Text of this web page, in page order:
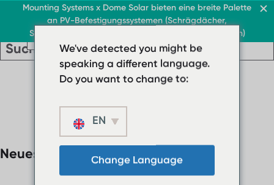
Mounting Systems x Dome Solar bieten eine breite Palette
an PV-Befestigungssystemen (Schrägdächer,
Sonnenschutzvorrichtungen, Flachdächer, Freiflächen)
Dach & Gewerbe
Flachdäch
› Flachdachsystem
› Flachdachsystem
› FAQ
DE
Dach & Gewerbe
Dach & Gewerbe
Flachdäch
›
Flachdachsystem
Sonnenschutz
Neueste Kommentare
We've detected you might be
speaking a different language.
Do you want to change to:
EN
Change Language